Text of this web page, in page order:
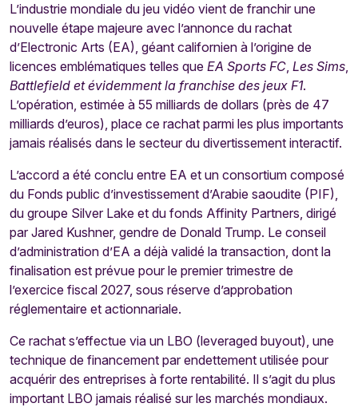
L’industrie mondiale du jeu vidéo vient de franchir une
nouvelle étape majeure avec l’annonce du rachat
d’Electronic Arts (EA), géant californien à l’origine de
licences emblématiques telles que EA Sports FC, Les Sims,
Battlefield et évidemment la franchise des jeux F1.
L’opération, estimée à 55 milliards de dollars (près de 47
milliards d’euros), place ce rachat parmi les plus importants
jamais réalisés dans le secteur du divertissement interactif.
L’accord a été conclu entre EA et un consortium composé
du Fonds public d’investissement d’Arabie saoudite (PIF),
du groupe Silver Lake et du fonds Affinity Partners, dirigé
par Jared Kushner, gendre de Donald Trump. Le conseil
d’administration d’EA a déjà validé la transaction, dont la
finalisation est prévue pour le premier trimestre de
l’exercice fiscal 2027, sous réserve d’approbation
réglementaire et actionnariale.
Ce rachat s’effectue via un LBO (leveraged buyout), une
technique de financement par endettement utilisée pour
acquérir des entreprises à forte rentabilité. Il s’agit du plus
important LBO jamais réalisé sur les marchés mondiaux.